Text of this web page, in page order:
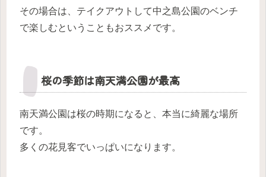
その場合は、テイクアウトして中之島公園のベンチ
で楽しむということもおススメです。
桜の季節は南天満公園が最高
南天満公園は桜の時期になると、本当に綺麗な場所
です。
多くの花見客でいっぱいになります。